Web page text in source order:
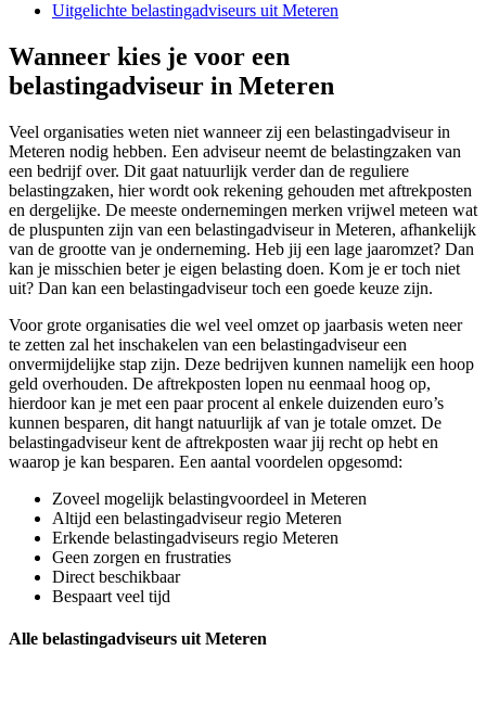
Uitgelichte belastingadviseurs uit Meteren
Wanneer kies je voor een
belastingadviseur in Meteren
Veel organisaties weten niet wanneer zij een belastingadviseur in
Meteren nodig hebben. Een adviseur neemt de belastingzaken van
een bedrijf over. Dit gaat natuurlijk verder dan de reguliere
belastingzaken, hier wordt ook rekening gehouden met aftrekposten
en dergelijke. De meeste ondernemingen merken vrijwel meteen wat
de pluspunten zijn van een belastingadviseur in Meteren, afhankelijk
van de grootte van je onderneming. Heb jij een lage jaaromzet? Dan
kan je misschien beter je eigen belasting doen. Kom je er toch niet
uit? Dan kan een belastingadviseur toch een goede keuze zijn.
Voor grote organisaties die wel veel omzet op jaarbasis weten neer
te zetten zal het inschakelen van een belastingadviseur een
onvermijdelijke stap zijn. Deze bedrijven kunnen namelijk een hoop
geld overhouden. De aftrekposten lopen nu eenmaal hoog op,
hierdoor kan je met een paar procent al enkele duizenden euro’s
kunnen besparen, dit hangt natuurlijk af van je totale omzet. De
belastingadviseur kent de aftrekposten waar jij recht op hebt en
waarop je kan besparen. Een aantal voordelen opgesomd:
Zoveel mogelijk belastingvoordeel in Meteren
Altijd een belastingadviseur regio Meteren
Erkende belastingadviseurs regio Meteren
Geen zorgen en frustraties
Direct beschikbaar
Bespaart veel tijd
Alle belastingadviseurs uit Meteren